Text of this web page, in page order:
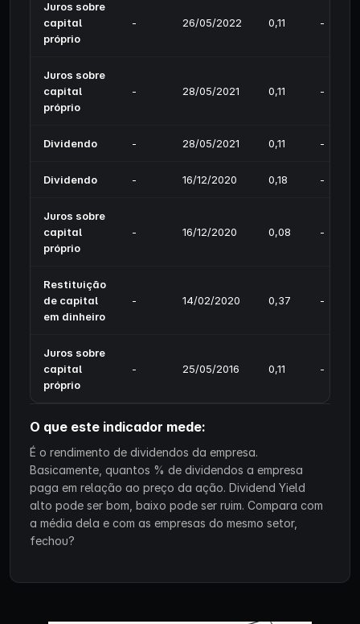
Juros sobre
capital
próprio
- 26/05/2022 0,11 -
Juros sobre
capital
próprio
- 28/05/2021 0,11 -
Dividendo - 28/05/2021 0,11 -
Dividendo - 16/12/2020 0,18 -
Juros sobre
capital
próprio
- 16/12/2020 0,08 -
Restituição
de capital
em dinheiro
- 14/02/2020 0,37 -
Juros sobre
capital
próprio
- 25/05/2016 0,11 -
O que este indicador mede:
É o rendimento de dividendos da empresa.
Basicamente, quantos % de dividendos a empresa
paga em relação ao preço da ação. Dividend Yield
alto pode ser bom, baixo pode ser ruim. Compara com
a média dela e com as empresas do mesmo setor,
fechou?